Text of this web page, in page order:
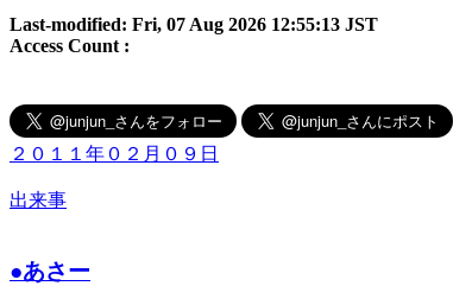
Last-modified: Fri, 07 Aug 2026 12:55:13 JST
Access Count :
２０１１年０２月０９日
出来事
●あさー